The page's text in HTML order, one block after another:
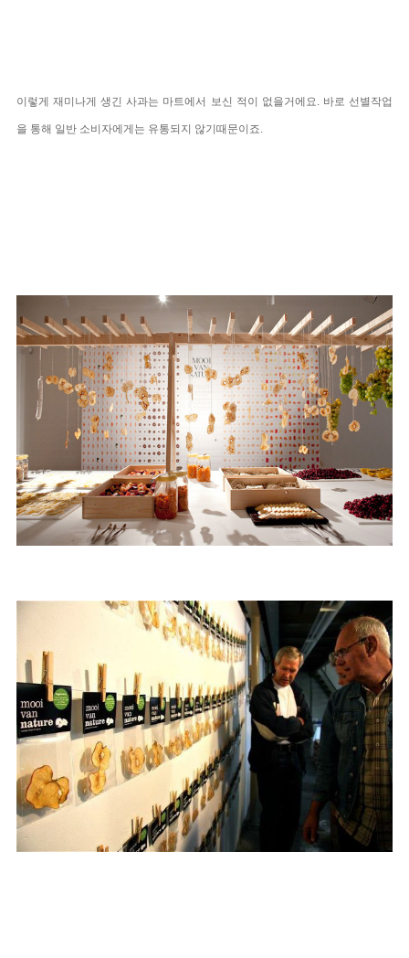
이렇게 재미나게 생긴 사과는 마트에서 보신 적이 없을거에요. 바로 선별작업
을 통해 일반 소비자에게는 유통되지 않기때문이죠.